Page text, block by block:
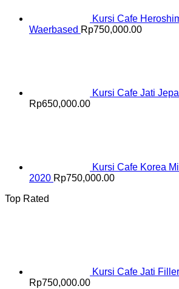
Kursi Cafe
Waerbased Rp750,000.00
Kursi Cafe Jati
Rp650,000.00
Kursi Cafe Korea
2020 Rp750,000.00
Top Rated
Kursi Cafe Jati
Rp750,000.00